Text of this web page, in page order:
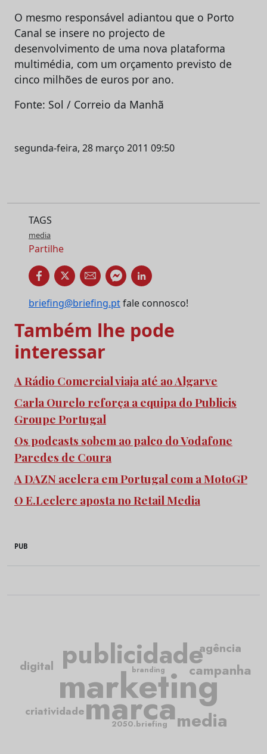
O mesmo responsável adiantou que o Porto
Canal se insere no projecto de
desenvolvimento de uma nova plataforma
multimédia, com um orçamento previsto de
cinco milhões de euros por ano.
Fonte: Sol / Correio da Manhã
segunda-feira, 28 março 2011 09:50
TAGS
media
Partilhe
briefing@briefing.ptfale connosco!
Também lhe pode
interessar
A Rádio Comercial viaja até ao Algarve
Carla Ourelo reforça a equipa do Publicis
Groupe Portugal
Os podcasts sobem ao palco do Vodafone
Paredes de Coura
A DAZN acelera em Portugal com a MotoGP
O E.Leclerc aposta no Retail Media
PUB
marketing
publicidade
marca
criatividade
campanha
media
agência
digital
2050.briefing
branding